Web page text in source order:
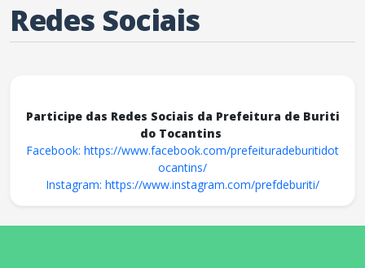
Redes Sociais
Participe das Redes Sociais da Prefeitura de Buriti
do Tocantins
Facebook: https://www.facebook.com/prefeituradeburitidot
ocantins/
Instagram: https://www.instagram.com/prefdeburiti/